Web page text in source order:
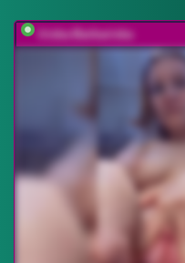
Iriska-Barbariska